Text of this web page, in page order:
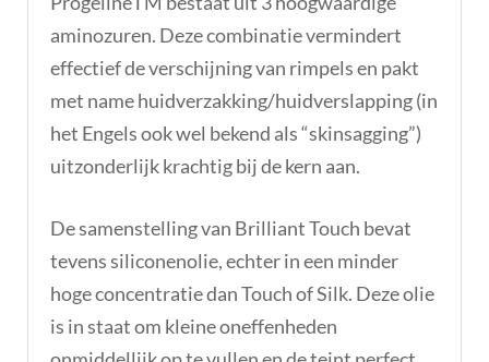
aminozuren. Deze combinatie vermindert
effectief de verschijning van rimpels en pakt
met name huidverzakking/huidverslapping (in
het Engels ook wel bekend als “skinsagging”)
uitzonderlijk krachtig bij de kern aan.
De samenstelling van Brilliant Touch bevat
tevens siliconenolie, echter in een minder
hoge concentratie dan Touch of Silk. Deze olie
is in staat om kleine oneffenheden